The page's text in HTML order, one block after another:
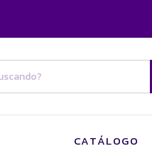
CATÁLOGO